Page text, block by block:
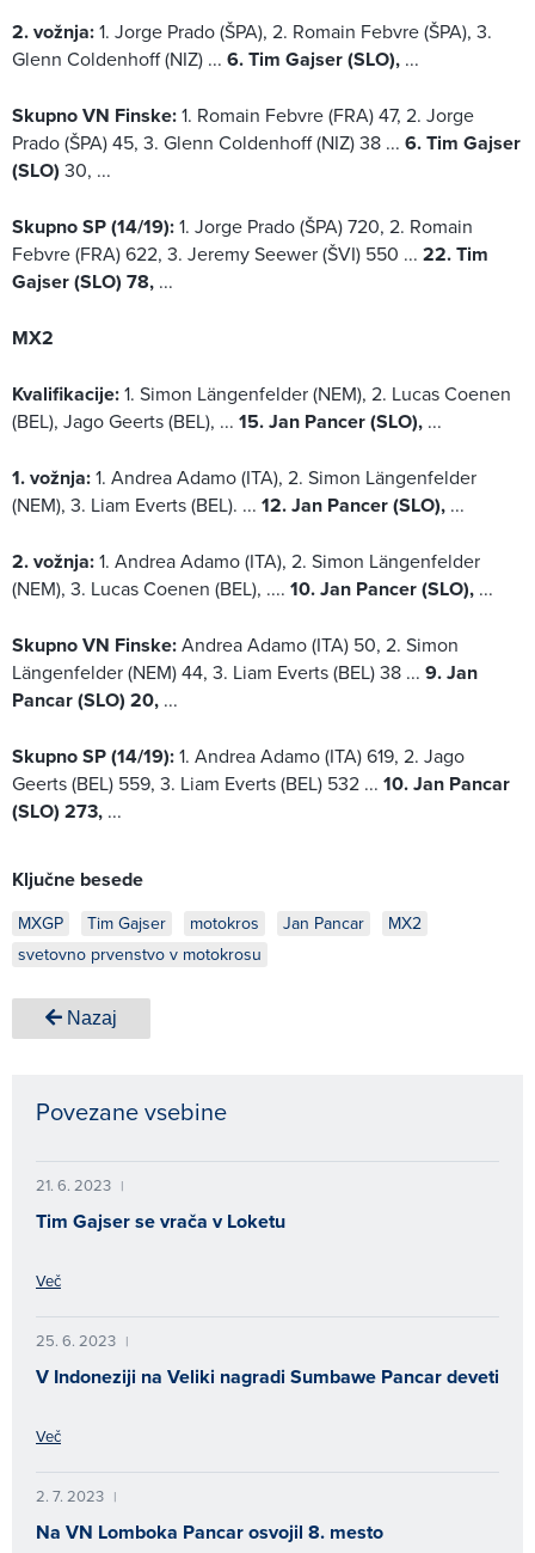
2. vožnja:1. Jorge Prado (ŠPA), 2. Romain Febvre (ŠPA), 3.
Glenn Coldenhoff (NIZ) ... 6. Tim Gajser (SLO), ...
Skupno VN Finske:1. Romain Febvre (FRA) 47, 2. Jorge
Prado (ŠPA) 45, 3. Glenn Coldenhoff (NIZ) 38 ... 6. Tim Gajser
(SLO) 30, ...
Skupno SP (14/19):1. Jorge Prado (ŠPA) 720, 2. Romain
Febvre (FRA) 622, 3. Jeremy Seewer (ŠVI) 550 ... 22. Tim
Gajser (SLO) 78, ...
MX2
Kvalifikacije:1. Simon Längenfelder (NEM), 2. Lucas Coenen
(BEL), Jago Geerts (BEL), ... 15. Jan Pancer (SLO), ...
1. vožnja:1. Andrea Adamo (ITA), 2. Simon Längenfelder
(NEM), 3. Liam Everts (BEL). ... 12. Jan Pancer (SLO), ...
2. vožnja:1. Andrea Adamo (ITA), 2. Simon Längenfelder
(NEM), 3. Lucas Coenen (BEL), .... 10. Jan Pancer (SLO), ...
Skupno VN Finske:Andrea Adamo (ITA) 50, 2. Simon
Längenfelder (NEM) 44, 3. Liam Everts (BEL) 38 ... 9. Jan
Pancar (SLO) 20, ...
Skupno SP (14/19):1. Andrea Adamo (ITA) 619, 2. Jago
Geerts (BEL) 559, 3. Liam Everts (BEL) 532 ... 10. Jan Pancar
(SLO) 273, ...
Ključne besede
MXGP Tim Gajser motokros Jan Pancar
MX2
svetovno prvenstvo v motokrosu
Nazaj
Povezane vsebine
21. 6. 2023 |
Tim Gajser se vrača v Loketu
Več
25. 6. 2023 |
V Indoneziji na Veliki nagradi Sumbawe Pancar deveti
Več
2. 7. 2023 |
Na VN Lomboka Pancar osvojil 8. mesto